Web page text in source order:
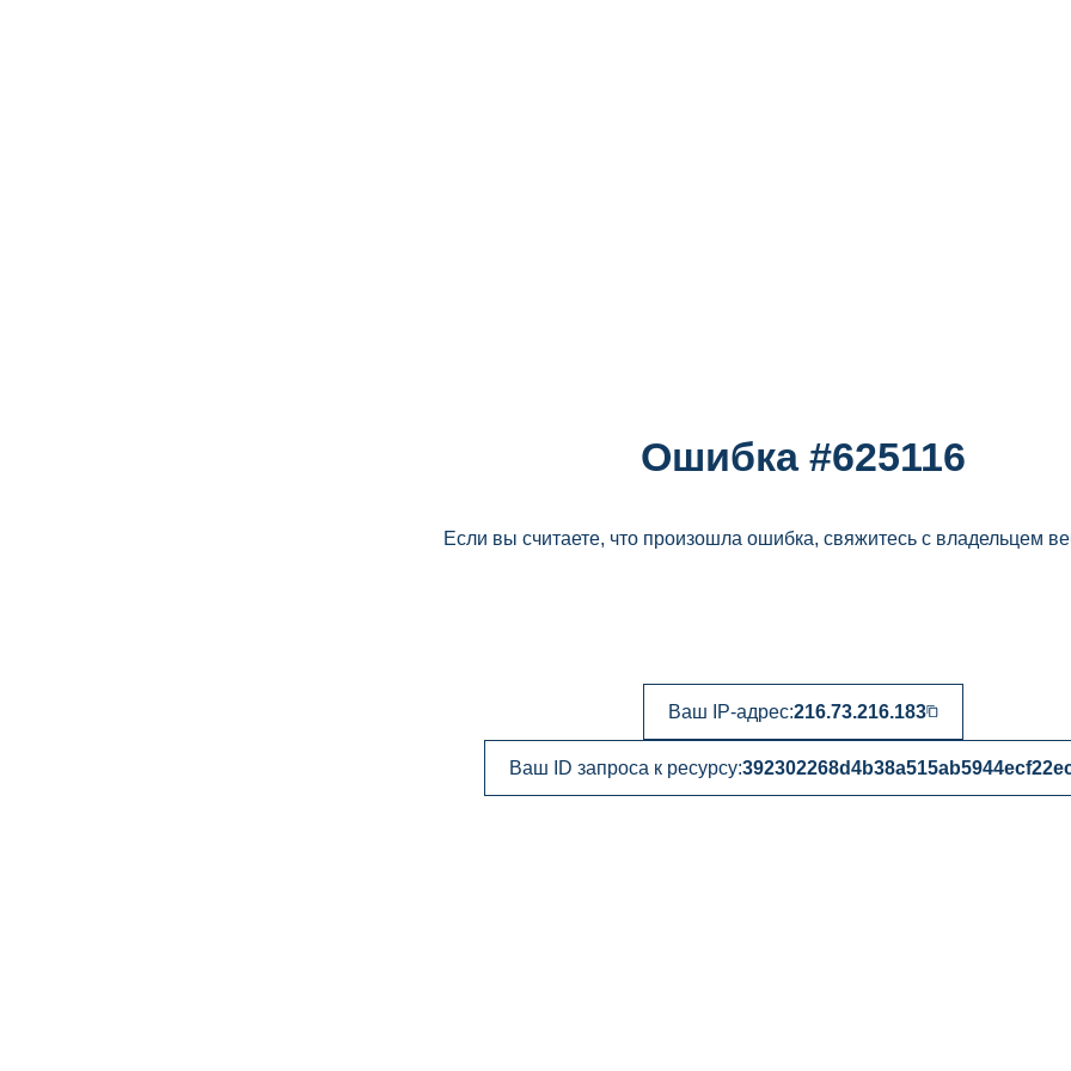
Ошибка #625116
Если вы считаете, что произошла ошибка, свяжитесь с владельцем
Ваш IP-адрес:216.73.216.183
Ваш ID запроса к ресурсу: